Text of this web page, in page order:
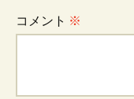
ゲコメント ※